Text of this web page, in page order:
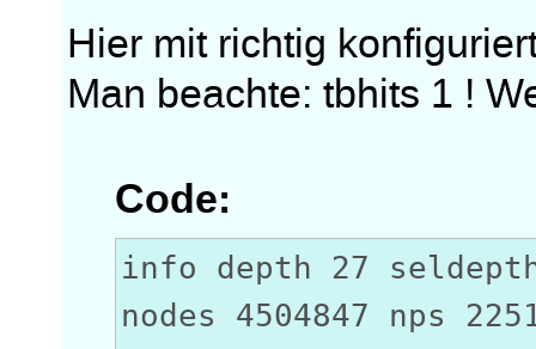
Hier mit richtig
Man beachte: tbhits 1 !
Code:
info depth 27
nodes 4504847 nps